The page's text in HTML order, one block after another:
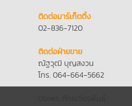
ติดต่อมาร์เก็ตติ้ง
02-836-7120
ติดต่อฝ่ายขาย
ณัฐวุฒิ บุญสงวน
โทร. 064-664-5662